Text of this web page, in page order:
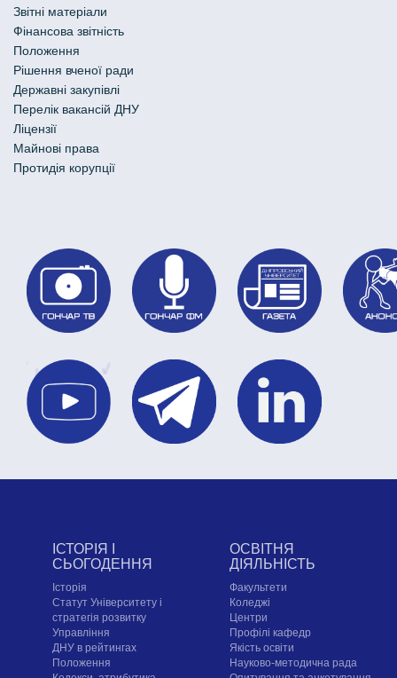
Звітні матеріали
Фінансова звітність
Положення
Рішення вченої ради
Державні закупівлі
Перелік вакансій ДНУ
Ліцензії
Майнові права
Протидія корупції
ІСТОРІЯ І
СЬОГОДЕННЯ
Історія
Статут Університету і
стратегія розвитку
Управління
ДНУ в рейтингах
Положення
ОСВІТНЯ
ДІЯЛЬНІСТЬ
Факультети
Коледжі
Центри
Профілі кафедр
Якість освіти
Науково-методична рада